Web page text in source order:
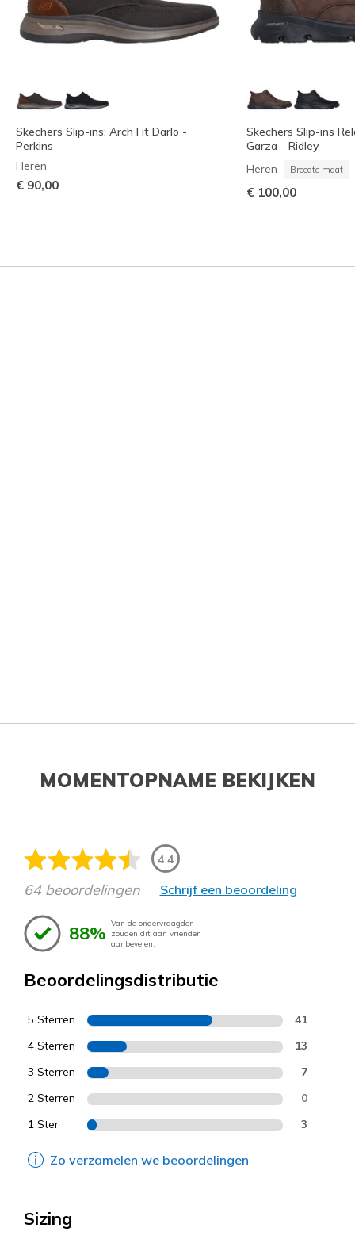
Skechers Slip-ins: Arch Fit Darlo -
Perkins
Heren
€ 90,00
Skechers Slip-ins
Garza - Ridley
Heren Breedte maat
€ 100,00
MOMENTOPNAME BEKIJKEN
4.4
64 beoordelingen Schrijf een beoordeling
88% Van de ondervraagden
zouden dit aan vrienden
aanbevelen.
Beoordelingsdistributie
5 Sterren 41
4 Sterren 13
3 Sterren 7
2 Sterren 0
1 Ster 3
Zo verzamelen we beoordelingen
Sizing